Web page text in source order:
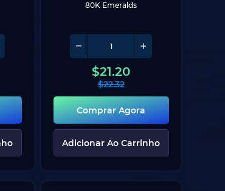
80K Emeralds
$21.20
$22.32
Comprar Agora
Adicionar Ao Carrinho